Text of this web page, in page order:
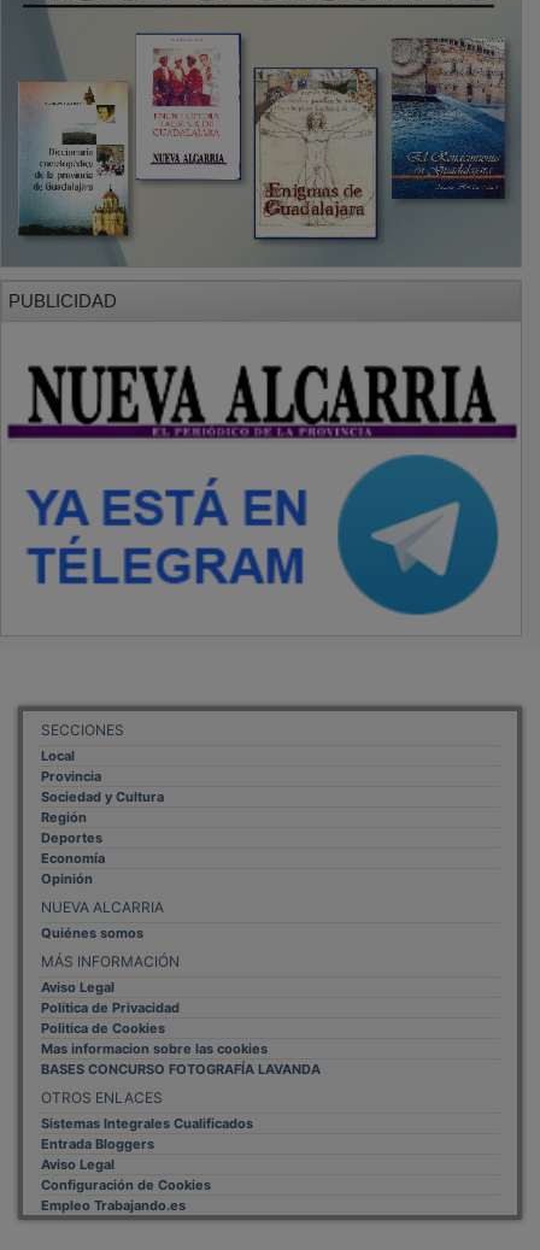
SECCIONES
Local
Provincia
Sociedad y Cultura
Región
Deportes
Economía
Opinión
NUEVA ALCARRIA
Quiénes somos
MÁS INFORMACIÓN
Aviso Legal
Política de Privacidad
Politica de Cookies
Mas informacion sobre las cookies
BASES CONCURSO FOTOGRAFÍA LAVANDA
Sistemas Integrales Cualificados
Entrada Bloggers
Aviso Legal
Configuración de Cookies
Empleo Trabajando.es